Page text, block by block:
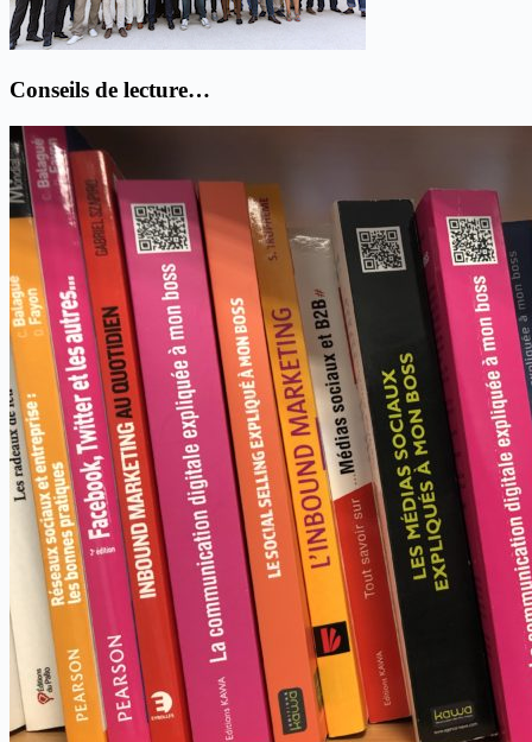
Conseils de lecture…